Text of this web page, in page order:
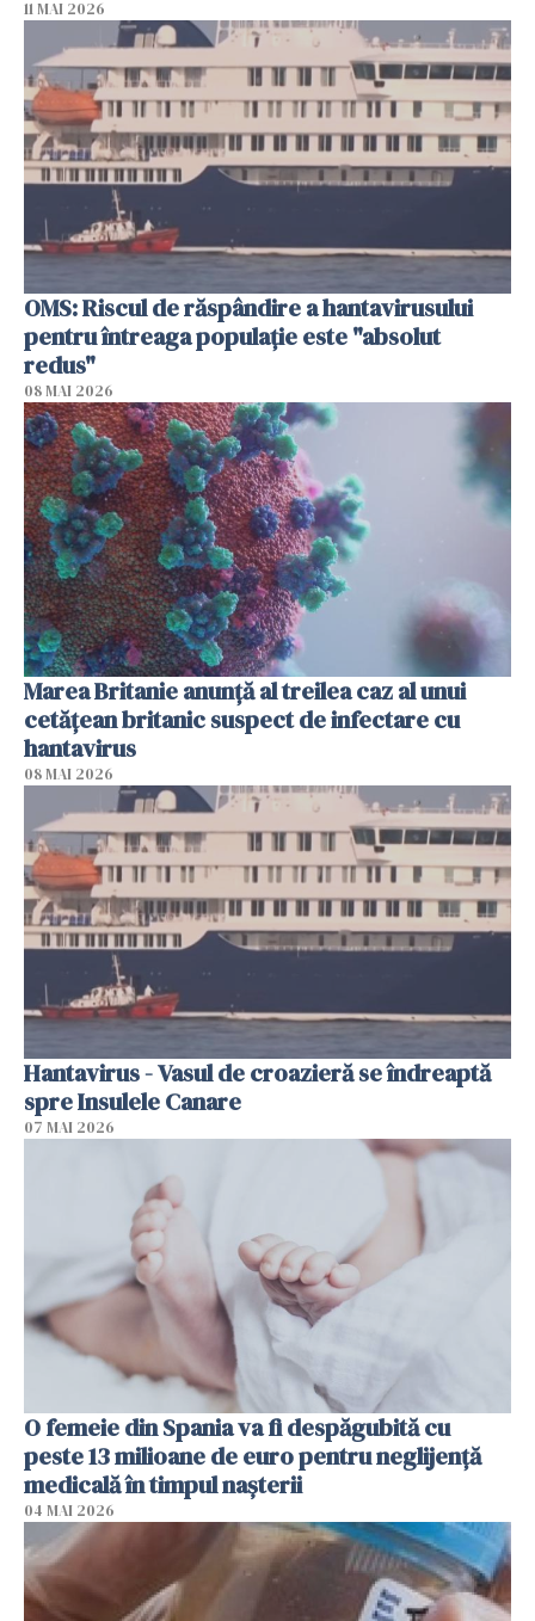
11 MAI 2026
OMS: Riscul de răspândire a hantavirusului
pentru întreaga populaţie este "absolut
redus"
08 MAI 2026
Marea Britanie anunţă al treilea caz al unui
cetăţean britanic suspect de infectare cu
hantavirus
08 MAI 2026
Hantavirus - Vasul de croazieră se îndreaptă
spre Insulele Canare
07 MAI 2026
O femeie din Spania va fi despăgubită cu
peste 13 milioane de euro pentru neglijenţă
medicală în timpul naşterii
04 MAI 2026